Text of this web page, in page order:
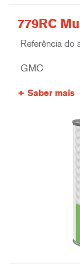
779RC
Referência do
GMC
Saber mais